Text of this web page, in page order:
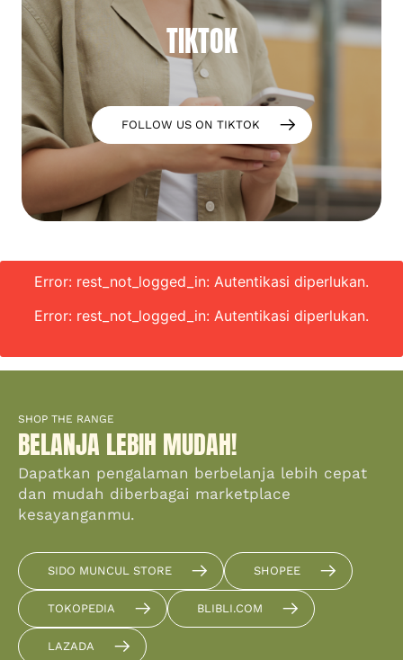
TIKTOK
FOLLOW US ON TIKTOK
Error: rest_not_logged_in: Autentikasi diperlukan.
Error: rest_not_logged_in: Autentikasi diperlukan.
SHOP THE RANGE
BELANJA LEBIH MUDAH!
Dapatkan pengalaman berbelanja lebih cepat
dan mudah diberbagai marketplace
kesayanganmu.
SIDO MUNCUL STORE SHOPEE
TOKOPEDIA BLIBLI.COM
LAZADA